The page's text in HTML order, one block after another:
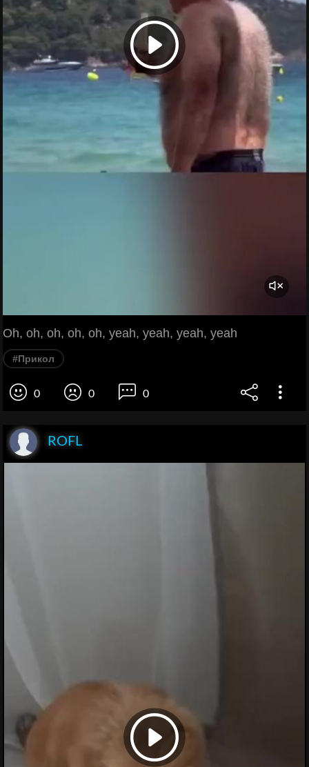
Oh, oh, oh, oh, oh, yeah, yeah, yeah, yeah
#Прикол
0 0 0
ROFL